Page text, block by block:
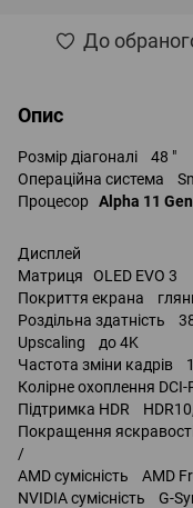
До
Опис
Розмір діагоналі 48 "
Операційна система
Процесор Alpha 11
Дисплей
Матриця OLED EVO 3
Покриття екрана
Роздільна здатність
Upscaling до 4K
Частота зміни кадрів
Колірне охоплення
Підтримка HDR
Покращення
/
AMD сумісність AMD
NVIDIA сумісність G-